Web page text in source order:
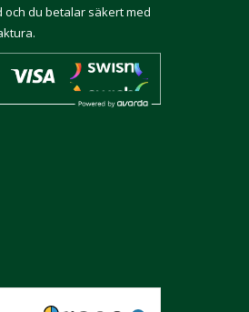
du betalar säkert med